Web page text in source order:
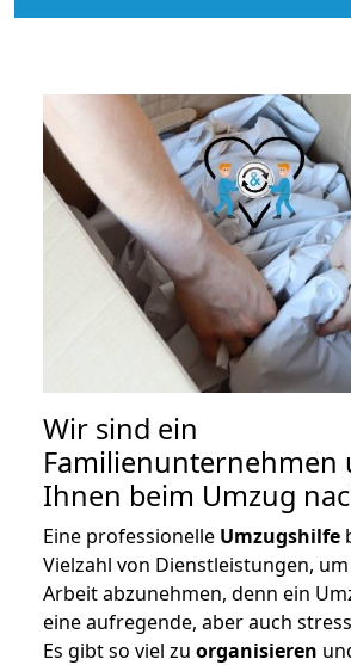
Wir sind ein
Familienunternehmen
Ihnen beim Umzug
Eine professionelle Umzugshilfe
Vielzahl von Dienstleistungen,
Arbeit abzunehmen, denn ein
eine aufregende, aber auch
Es gibt so viel zu organisieren